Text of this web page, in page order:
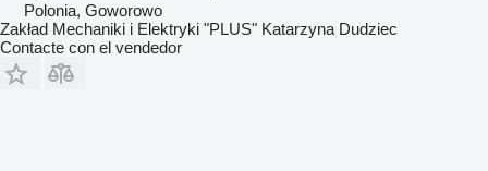
Polonia, Goworowo
Zakład Mechaniki i Elektryki "PLUS" Katarzyna Dudziec
Contacte con el vendedor